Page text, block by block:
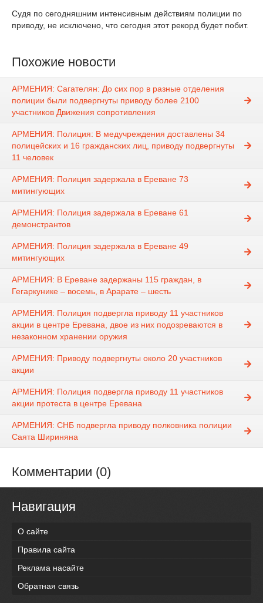
Судя по сегодняшним интенсивным действиям полиции по
приводу, не исключено, что сегодня этот рекорд будет побит.
Похожие новости
АРМЕНИЯ: Сагателян: До сих пор в разные отделения
полиции были подвергнуты приводу более 2100
участников Движения сопротивления
АРМЕНИЯ: Полиция: В медучреждения доставлены 34
полицейских и 16 гражданских лиц, приводу подвергнуты
11 человек
АРМЕНИЯ: Полиция задержала в Ереване 73
митингующих
АРМЕНИЯ: Полиция задержала в Ереване 61
демонстрантов
АРМЕНИЯ: Полиция задержала в Ереване 49
митингующих
АРМЕНИЯ: В Ереване задержаны 115 граждан, в
Гегаркунике – восемь, в Арарате – шесть
АРМЕНИЯ: Полиция подвергла приводу 11 участников
акции в центре Еревана, двое из них подозреваются в
незаконном хранении оружия
АРМЕНИЯ: Приводу подвергнуты около 20 участников
акции
АРМЕНИЯ: Полиция подвергла приводу 11 участников
акции протеста в центре Еревана
АРМЕНИЯ: СНБ подвергла приводу полковника полиции
Саята Шириняна
Комментарии (0)
Навигация
О сайте
Правила сайта
Реклама насайте
Обратная связь